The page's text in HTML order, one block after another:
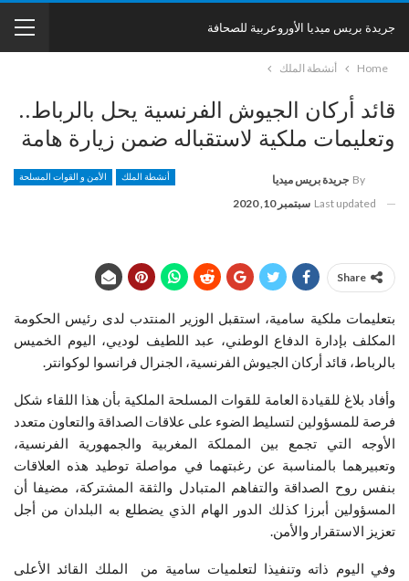
جريدة بريس ميديا الأوروعربية للصحافة
Home أنشطة الملك
قائد أركان الجيوش الفرنسية يحل بالرباط..
وتعليمات ملكية لاستقباله ضمن زيارة هامة
أنشطة الملك الأمن و القوات المسلحة By جريدة بريس ميديا
Last updated سبتمبر 10, 2020
Share
بتعليمات ملكية سامية، استقبل الوزير المنتدب لدى رئيس الحكومة
المكلف بإدارة الدفاع الوطني، عبد اللطيف لوديي، اليوم الخميس
بالرباط، قائد أركان الجيوش الفرنسية، الجنرال فرانسوا لوكوانتر.
وأفاد بلاغ للقيادة العامة للقوات المسلحة الملكية بأن هذا اللقاء شكل
فرصة للمسؤولين لتسليط الضوء على علاقات الصداقة والتعاون متعدد
الأوجه التي تجمع بين المملكة المغربية والجمهورية الفرنسية،
وتعبيرهما بالمناسبة عن رغبتهما في مواصلة توطيد هذه العلاقات
بنفس روح الصداقة والتفاهم المتبادل والثقة المشتركة، مضيفا أن
المسؤولين أبرزا كذلك الدور الهام الذي يضطلع به البلدان من أجل
تعزيز الاستقرار والأمن.
وفي اليوم ذاته وتنفيذا لتعلميات سامية من الملك القائد الأعلى